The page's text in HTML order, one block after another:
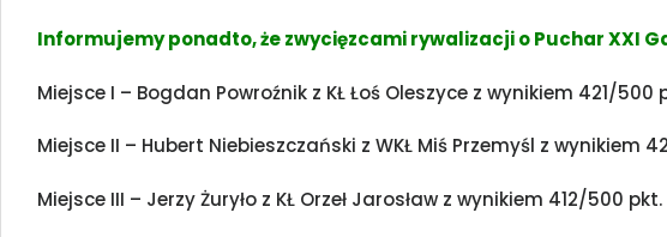
Informujemy ponadto, że zwycięzcami rywalizacji o Puchar XXI
Miejsce I – Bogdan Powroźnik z KŁ Łoś Oleszyce z wynikiem 421/500
Miejsce II – Hubert Niebieszczański z WKŁ Miś Przemyśl z wynikiem
Miejsce III – Jerzy Żuryło z KŁ Orzeł Jarosław z wynikiem 412/500 pkt.